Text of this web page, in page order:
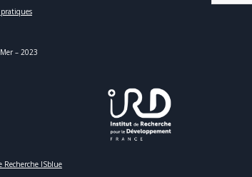
– 2023
Recherche ISblue